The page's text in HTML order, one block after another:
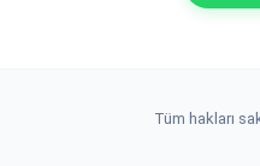
Tüm hakları